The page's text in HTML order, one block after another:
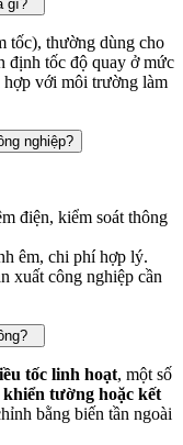
tốc), thường dùng cho
định tốc độ quay ở mức
hợp với môi trường làm
nghiệp?
điện, kiểm soát thông
êm, chi phí hợp lý.
xuất công nghiệp cần
tốc linh hoạt, một số
tường hoặc kết
bằng biến tần ngoài